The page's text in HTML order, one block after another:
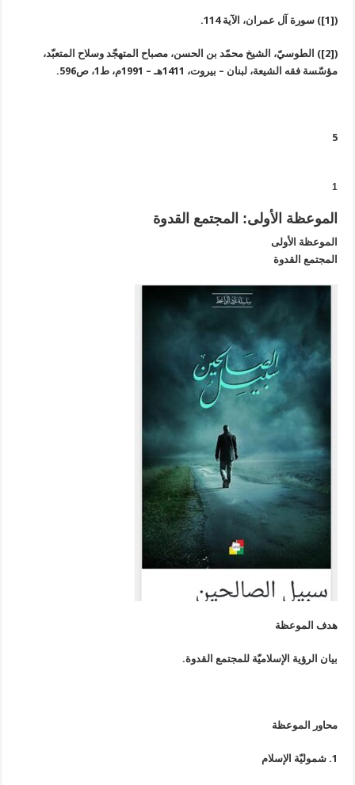
([1]) سورة آل عمران، الآية 114.
([2]) الطوسيّ، الشيخ محمّد بن الحسن، مصباح المتهجّد وسلاح المتعبّد،
مؤسّسة فقه الشيعة، لبنان – بيروت، 1411هـ – 1991م، ط1، ص596.
5
1
الموعظة الأولى: المجتمع القدوة
الموعظة الأولى
المجتمع القدوة
هدف الموعظة
بيان الرؤية الإسلاميّة للمجتمع القدوة.
محاور الموعظة
1. شموليّة الإسلام